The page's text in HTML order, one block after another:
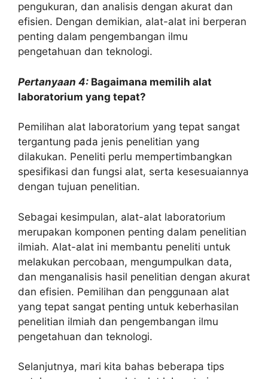
pengukuran, dan analisis dengan akurat dan
efisien. Dengan demikian, alat-alat ini berperan
penting dalam pengembangan ilmu
pengetahuan dan teknologi.
Pertanyaan 4: Bagaimana memilih alat
laboratorium yang tepat?
Pemilihan alat laboratorium yang tepat sangat
tergantung pada jenis penelitian yang
dilakukan. Peneliti perlu mempertimbangkan
spesifikasi dan fungsi alat, serta kesesuaiannya
dengan tujuan penelitian.
Sebagai kesimpulan, alat-alat laboratorium
merupakan komponen penting dalam penelitian
ilmiah. Alat-alat ini membantu peneliti untuk
melakukan percobaan, mengumpulkan data,
dan menganalisis hasil penelitian dengan akurat
dan efisien. Pemilihan dan penggunaan alat
yang tepat sangat penting untuk keberhasilan
penelitian ilmiah dan pengembangan ilmu
pengetahuan dan teknologi.
Selanjutnya, mari kita bahas beberapa tips